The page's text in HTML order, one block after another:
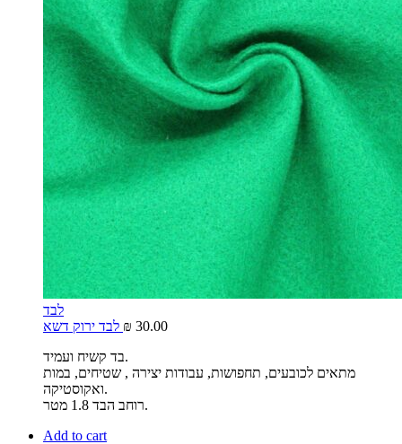
לבד
₪ 30.00
בד קשיח ועמיד.
מתאים לכובעים, תחפושות, עבודות יצירה , שטיחים, במות
ואקוסטיקה.
רוחב הבד 1.8 מטר.
Add to cart